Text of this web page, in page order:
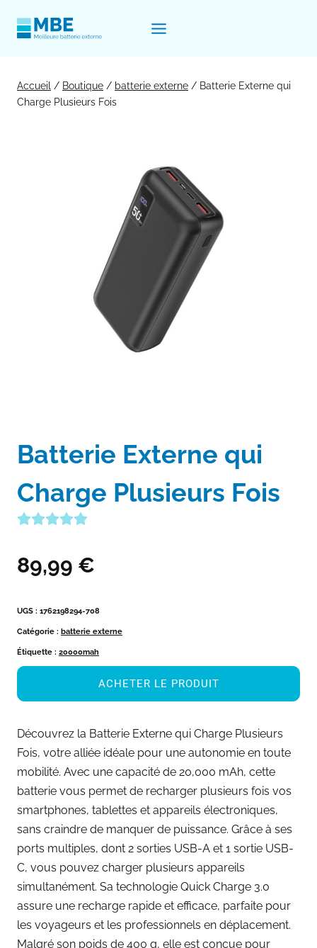
Accueil / Boutique / batterie externe / Batterie Externe qui
Charge Plusieurs Fois
Batterie Externe qui
Charge Plusieurs Fois
89,99 €
UGS : 1762198294-708
Catégorie : batterie externe
Étiquette : 20000mah
ACHETER LE PRODUIT
Découvrez la Batterie Externe qui Charge Plusieurs
Fois, votre alliée idéale pour une autonomie en toute
mobilité. Avec une capacité de 20,000 mAh, cette
batterie vous permet de recharger plusieurs fois vos
smartphones, tablettes et appareils électroniques,
sans craindre de manquer de puissance. Grâce à ses
ports multiples, dont 2 sorties USB-A et 1 sortie USB-
C, vous pouvez charger plusieurs appareils
simultanément. Sa technologie Quick Charge 3.0
assure une recharge rapide et efficace, parfaite pour
les voyageurs et les professionnels en déplacement.
Malgré son poids de 400 g, elle est conçue pour